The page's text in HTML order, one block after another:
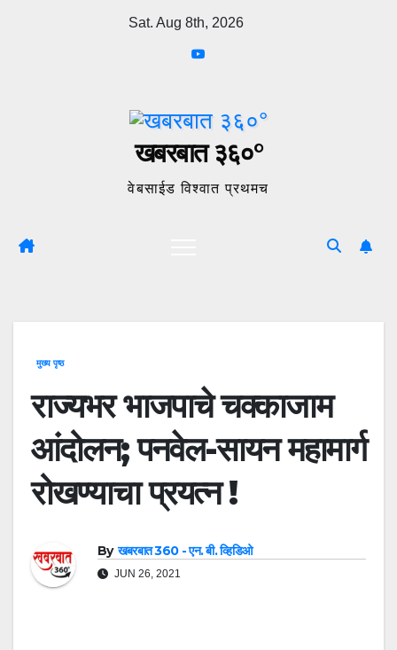
Sat. Aug 8th, 2026
खबरबात ३६०°
वेबसाईड विश्वात प्रथमच
मुख्य पृष्ठ
राज्यभर भाजपाचे चक्काजाम
आंदोलन; पनवेल-सायन महामार्ग
रोखण्याचा प्रयत्न !
By खबरबात 360 - एन. बी. व्हिडिओ
JUN 26, 2021